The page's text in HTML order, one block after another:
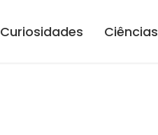
Curiosidades Ciências